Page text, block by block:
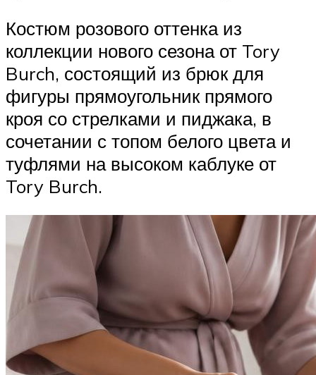
Костюм розового оттенка из
коллекции нового сезона от Tory
Burch, состоящий из брюк для
фигуры прямоугольник прямого
кроя со стрелками и пиджака, в
сочетании с топом белого цвета и
туфлями на высоком каблуке от
Tory Burch.